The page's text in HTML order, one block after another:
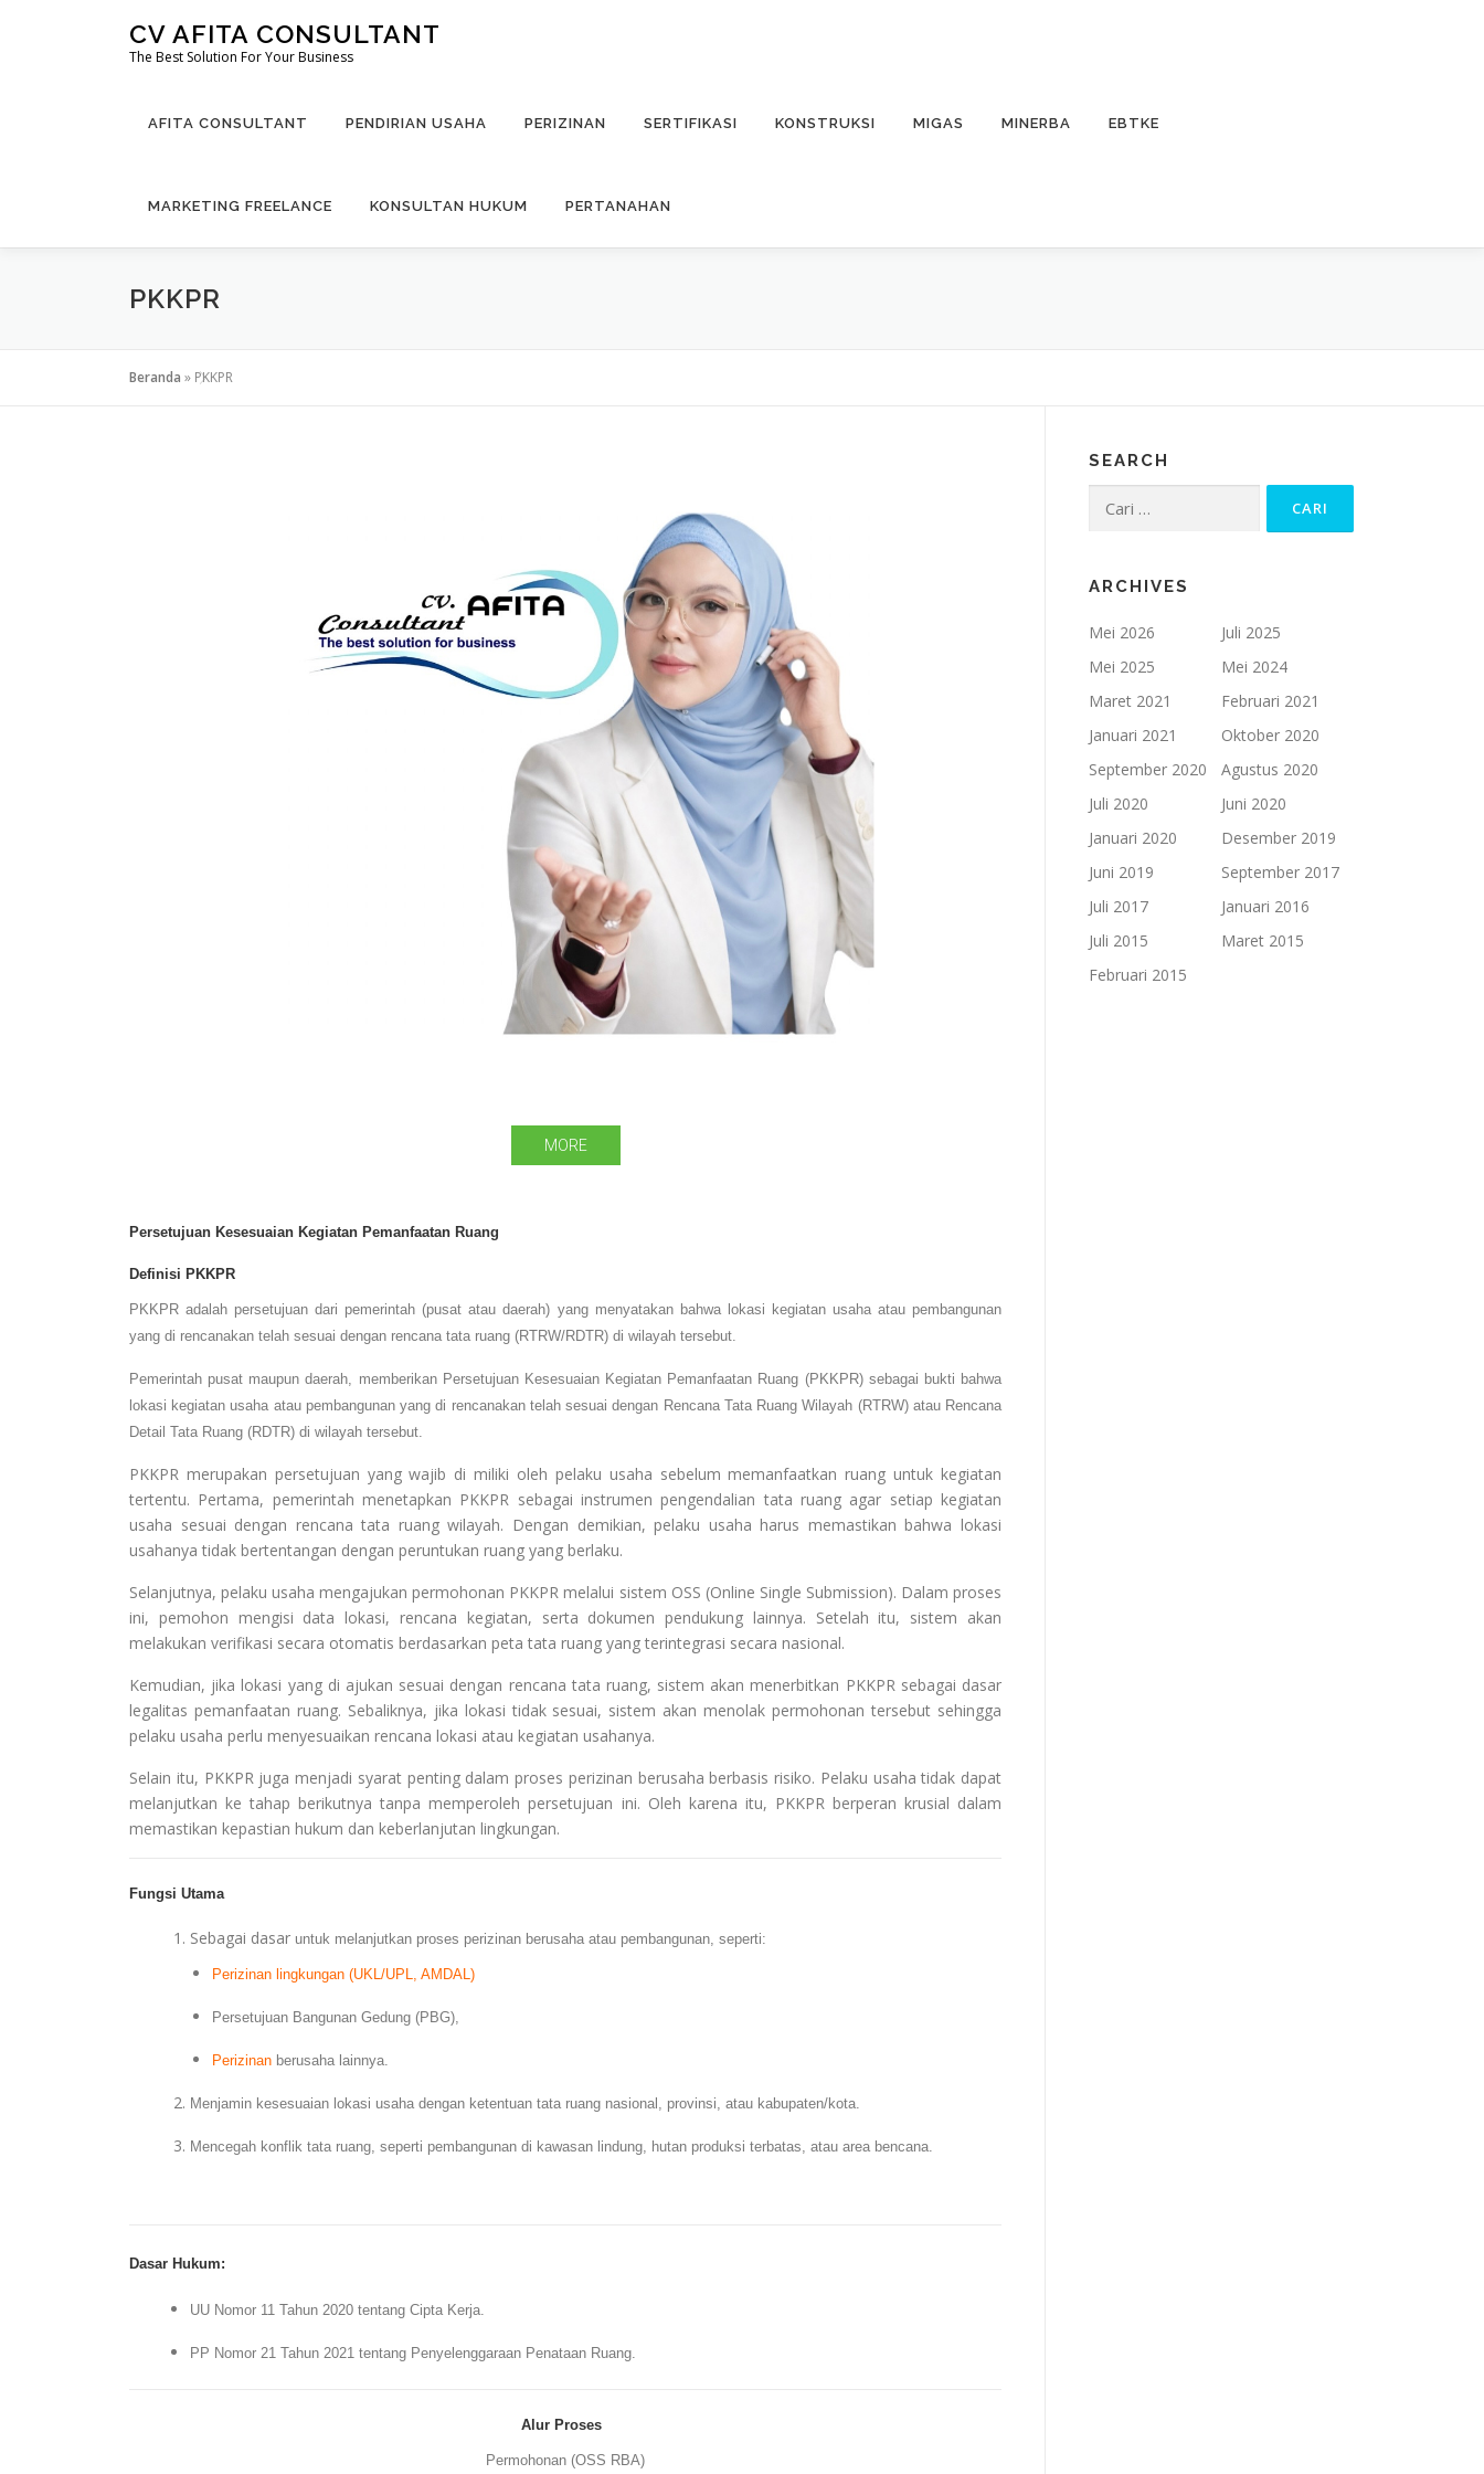
CV AFITA CONSULTANT
The Best Solution For Your Business
AFITA CONSULTANT PENDIRIAN USAHA PERIZINAN SERTIFIKASI KONSTRUKSI MIGAS MINERBA EBTKE
MARKETING FREELANCE KONSULTAN HUKUM PERTANAHAN
PKKPR
Beranda » PKKPR
MORE
Persetujuan Kesesuaian Kegiatan Pemanfaatan Ruang
Definisi PKKPR
PKKPR adalah persetujuan dari pemerintah (pusat atau daerah) yang menyatakan bahwa lokasi kegiatan usaha atau pembangunan
yang di rencanakan telah sesuai dengan rencana tata ruang (RTRW/RDTR) di wilayah tersebut.
Pemerintah pusat maupun daerah, memberikan Persetujuan Kesesuaian Kegiatan Pemanfaatan Ruang (PKKPR) sebagai bukti bahwa
lokasi kegiatan usaha atau pembangunan yang di rencanakan telah sesuai dengan Rencana Tata Ruang Wilayah (RTRW) atau Rencana
Detail Tata Ruang (RDTR) di wilayah tersebut.
PKKPR merupakan persetujuan yang wajib di miliki oleh pelaku usaha sebelum memanfaatkan ruang untuk kegiatan
tertentu. Pertama, pemerintah menetapkan PKKPR sebagai instrumen pengendalian tata ruang agar setiap kegiatan
usaha sesuai dengan rencana tata ruang wilayah. Dengan demikian, pelaku usaha harus memastikan bahwa lokasi
usahanya tidak bertentangan dengan peruntukan ruang yang berlaku.
Selanjutnya, pelaku usaha mengajukan permohonan PKKPR melalui sistem OSS (Online Single Submission). Dalam proses
ini, pemohon mengisi data lokasi, rencana kegiatan, serta dokumen pendukung lainnya. Setelah itu, sistem akan
melakukan verifikasi secara otomatis berdasarkan peta tata ruang yang terintegrasi secara nasional.
Kemudian, jika lokasi yang di ajukan sesuai dengan rencana tata ruang, sistem akan menerbitkan PKKPR sebagai dasar
legalitas pemanfaatan ruang. Sebaliknya, jika lokasi tidak sesuai, sistem akan menolak permohonan tersebut sehingga
pelaku usaha perlu menyesuaikan rencana lokasi atau kegiatan usahanya.
Selain itu, PKKPR juga menjadi syarat penting dalam proses perizinan berusaha berbasis risiko. Pelaku usaha tidak dapat
melanjutkan ke tahap berikutnya tanpa memperoleh persetujuan ini. Oleh karena itu, PKKPR berperan krusial dalam
memastikan kepastian hukum dan keberlanjutan lingkungan.
Fungsi Utama
Sebagai dasar untuk melanjutkan proses perizinan berusaha atau pembangunan, seperti:
Perizinan lingkungan (UKL/UPL, AMDAL)
Persetujuan Bangunan Gedung (PBG),
Perizinan berusaha lainnya.
Menjamin kesesuaian lokasi usaha dengan ketentuan tata ruang nasional, provinsi, atau kabupaten/kota.
Mencegah konflik tata ruang, seperti pembangunan di kawasan lindung, hutan produksi terbatas, atau area bencana.
Dasar Hukum:
UU Nomor 11 Tahun 2020 tentang Cipta Kerja.
PP Nomor 21 Tahun 2021 tentang Penyelenggaraan Penataan Ruang.
Alur Proses
Permohonan (OSS RBA)
SEARCH
untuk:
ARCHIVES
Mei 2026
Juli 2025
Mei 2025
Mei 2024
Maret 2021
Februari 2021
Januari 2021
Oktober 2020
September 2020
Agustus 2020
Juli 2020
Juni 2020
Januari 2020
Desember 2019
Juni 2019
September 2017
Juli 2017
Januari 2016
Juli 2015
Maret 2015
Februari 2015